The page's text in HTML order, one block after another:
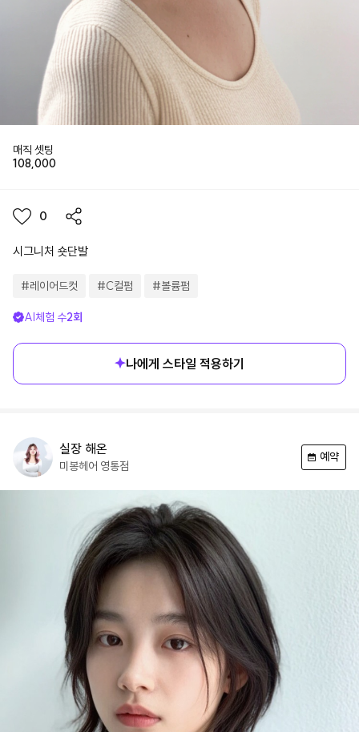
매직 셋팅
108,000
0
시그니처 숏단발
#레이어드컷 #C컬펌 #볼륨펌
AI체험 수2회
나에게 스타일 적용하기
실장 해온
미봉헤어 영통점
예약